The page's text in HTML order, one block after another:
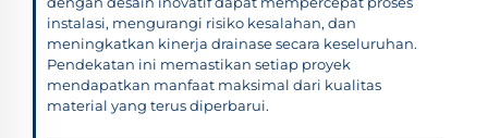
instalasi, mengurangi risiko kesalahan, dan
meningkatkan kinerja drainase secara keseluruhan.
Pendekatan ini memastikan setiap proyek
mendapatkan manfaat maksimal dari kualitas
material yang terus diperbarui.